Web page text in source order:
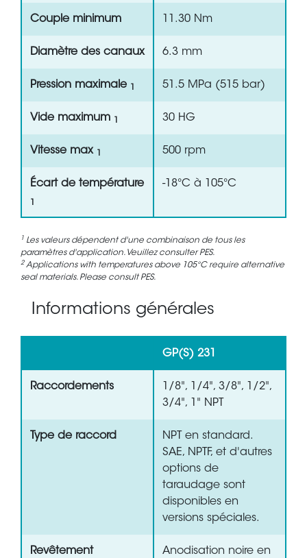
Couple minimum 11.30 Nm
Diamètre des canaux 6.3 mm
Pression maximale 51.5 MPa (515 bar)
Vide maximum 30 HG
Vitesse max 500 rpm
Écart de température -18°C à 105°C
1 Les valeurs dépendent d'une combinaison de tous les
paramètres d'application. Veuillez consulter PES.
2 Applications with temperatures above 105°C require alternative
seal materials. Please consult PES.
Informations générales
GP(S) 231
Raccordements
1/8", 1/4", 3/8", 1/2",
3/4", 1" NPT
Type de raccord
NPT en standard.
SAE, NPTF, et d'autres
options de
taraudage sont
disponibles en
versions spéciales.
Revêtement
Anodisation noire en